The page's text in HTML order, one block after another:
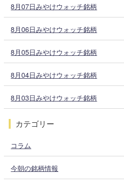
8月07日みやけウォッチ銘柄
8月06日みやけウォッチ銘柄
8月05日みやけウォッチ銘柄
8月04日みやけウォッチ銘柄
8月03日みやけウォッチ銘柄
カテゴリー
コラム
今朝の銘柄情報